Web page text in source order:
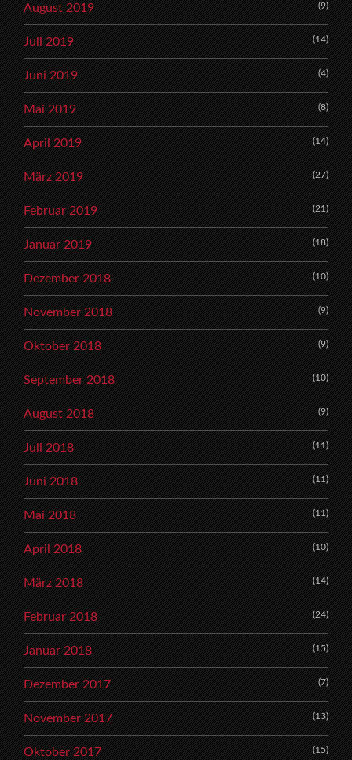
August 2019 (9)
Juli 2019 (14)
Juni 2019 (4)
Mai 2019 (8)
April 2019 (14)
März 2019 (27)
Februar 2019 (21)
Januar 2019 (18)
Dezember 2018 (10)
November 2018 (9)
Oktober 2018 (9)
September 2018 (10)
August 2018 (9)
Juli 2018 (11)
Juni 2018 (11)
Mai 2018 (11)
April 2018 (10)
März 2018 (14)
Februar 2018 (24)
Januar 2018 (15)
Dezember 2017 (7)
November 2017 (13)
Oktober 2017 (15)